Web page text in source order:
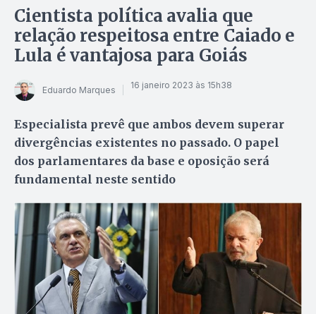
Cientista política avalia que
relação respeitosa entre Caiado e
Lula é vantajosa para Goiás
Eduardo Marques 16 janeiro 2023 às 15h38
Especialista prevê que ambos devem superar
divergências existentes no passado. O papel
dos parlamentares da base e oposição será
fundamental neste sentido